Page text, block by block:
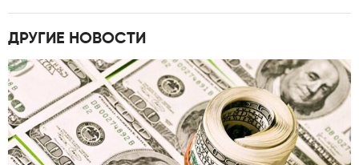
ДРУГИЕ НОВОСТИ